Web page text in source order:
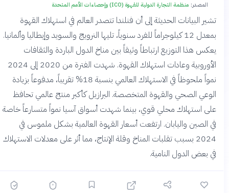
المصدر:منظمة التجارة الدولية للقهوة (ICO) وإحصاءات الأمم المتحدة
تشير البيانات الحديثة إلى أن فنلندا تتصدر العالم في استهلاك القهوة
بمعدل 12 كيلوجراماً للفرد سنوياً، تليها النرويج والسويد وإيطاليا وألمانيا.
يعكس هذا التوزيع ارتباطاً وثيقاً بين مناخ الدول الباردة والثقافات
الأوروبية وعادات استهلاك القهوة. شهدت الفترة من 2020 إلى 2024
نمواً ملحوظاً في الاستهلاك العالمي بنسبة 18% تقريباً، مدفوعاً بزيادة
الوعي الصحي والقهوة المتخصصة. البرازيل كأكبر منتج عالمي تحافظ
على استهلاك محلي قوي، بينما شهدت أسواق آسيا نمواً متسارعاً خاصة
في الصين واليابان. ارتفعت أسعار القهوة العالمية بشكل ملموس في
2024 بسبب تقلبات المناخ وقلة الإنتاج، مما أثر على معدلات الاستهلاك
في بعض الدول النامية.